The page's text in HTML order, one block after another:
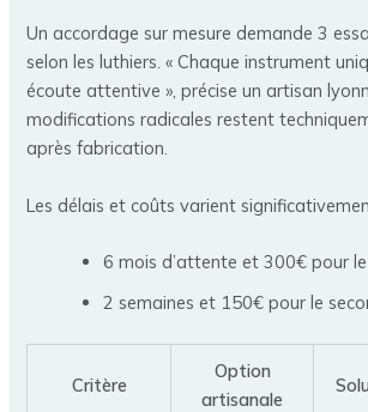
Un accordage sur mesure demande 3
selon les luthiers. « Chaque instrument
écoute attentive », précise un artisan
modifications radicales restent
après fabrication.
Les délais et coûts varient
6 mois d’attente et 300€ pour
2 semaines et 150€ pour le
Critère
Option
artisanale